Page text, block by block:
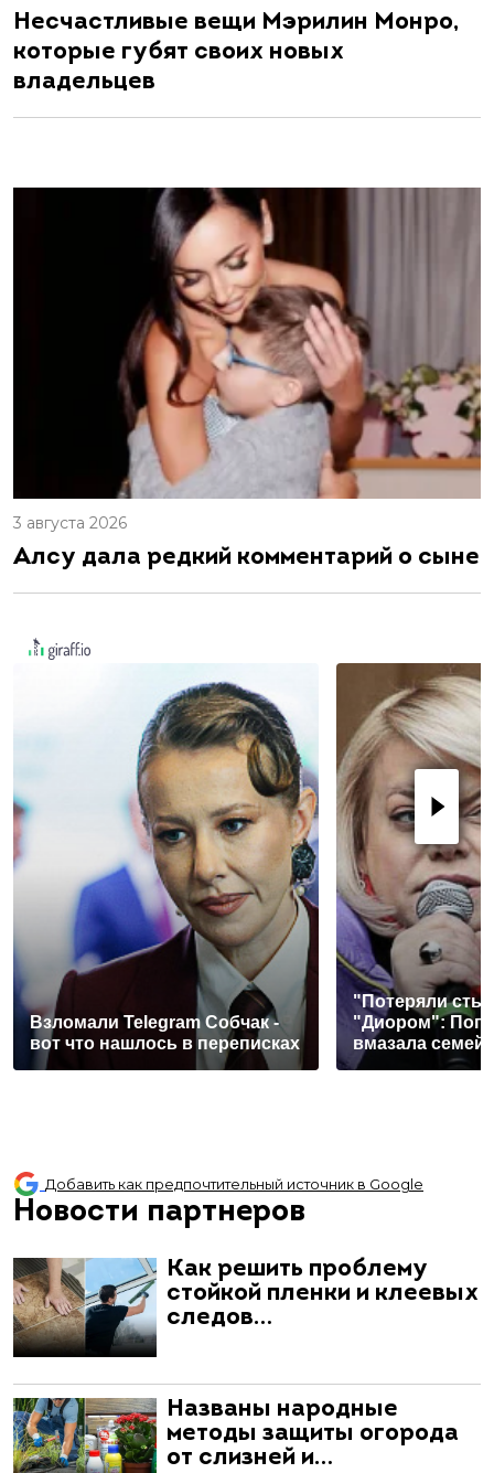
Несчастливые вещи Мэрилин Монро,
которые губят своих новых
владельцев
3 августа 2026
Алсу дала редкий комментарий о сыне
Взломали Telegram Собчак -
вот что нашлось в переписках
"Потеряли
"Диором":
вмазала
Добавить как предпочтительный источник в Google
Новости партнеров
Как решить проблему
стойкой пленки и клеевых
следов…
Названы народные
методы защиты огорода
от слизней и…